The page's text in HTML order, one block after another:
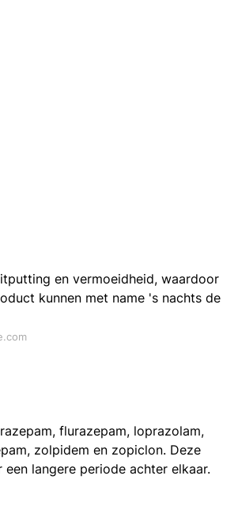
en vermoeidheid, waardoor
kunnen met name 's nachts de
flurazepam, loprazolam,
zolpidem en zopiclon. Deze
langere periode achter elkaar.